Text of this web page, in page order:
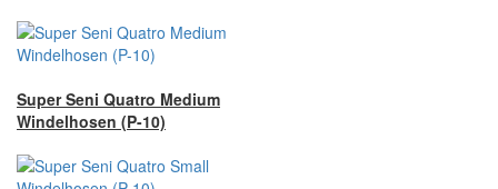
Super Seni Quatro Medium
Windelhosen (P-10)